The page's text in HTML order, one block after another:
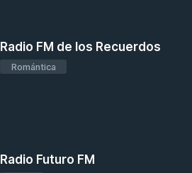
Radio FM de los Recuerdos
Romántica
Radio Futuro FM